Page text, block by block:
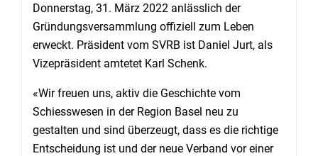
Donnerstag, 31. März 2022 anlässlich der
Gründungsversammlung offiziell zum Leben
erweckt. Präsident vom SVRB ist Daniel Jurt, als
Vizepräsident amtetet Karl Schenk.
«Wir freuen uns, aktiv die Geschichte vom
Schiesswesen in der Region Basel neu zu
gestalten und sind überzeugt, dass es die richtige
Entscheidung ist und der neue Verband vor einer